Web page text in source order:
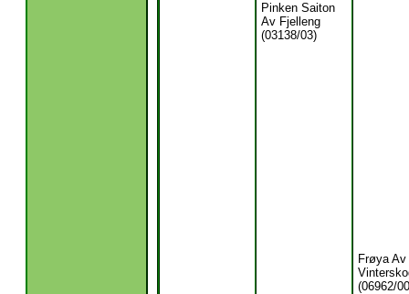
Pinken Saiton
Av Fjelleng
(03138/03)
Frøya Av
(06962/